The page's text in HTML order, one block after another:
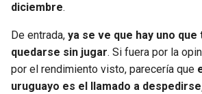
diciembre.
De entrada, ya se ve que hay uno
quedarse sin jugar. Si fuera por la
por el rendimiento visto, parecería que
uruguayo es el llamado a